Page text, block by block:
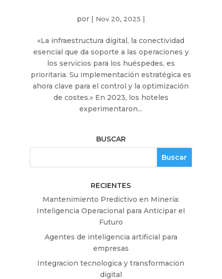
por Nov 20, 2025
«La infraestructura digital, la conectividad
esencial que da soporte a las operaciones y
los servicios para los huéspedes, es
prioritaria. Su implementación estratégica es
ahora clave para el control y la optimización
de costes.» En 2023, los hoteles
experimentaron...
BUSCAR
RECIENTES
Mantenimiento Predictivo en Minería:
Inteligencia Operacional para Anticipar el
Futuro
Agentes de inteligencia artificial para
empresas
Integracion tecnologica y transformacion
digital